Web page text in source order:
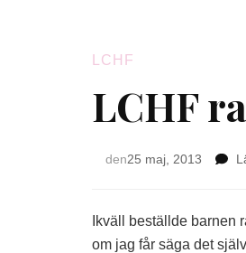
LCHF
LCHF
den25 maj, 2013
Ikväll beställde barnen
om jag får säga det